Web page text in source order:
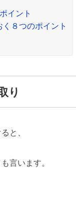
イント
８つのポイント
り
と、
言います。